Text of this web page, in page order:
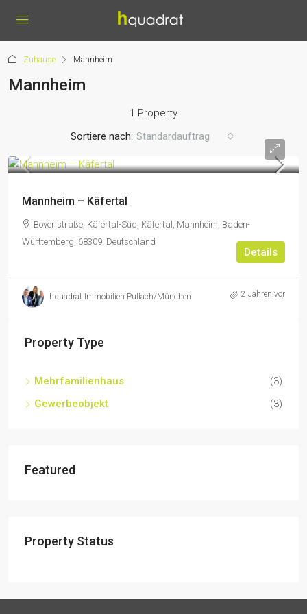
Zuhause Mannheim
Mannheim
1 Property
Sortiere nach: Standardauftrag
Mannheim – Käfertal
Boveristraße, Käfertal-Süd, Käfertal, Mannheim, Baden-
Württemberg, 68309, Deutschland
Details
hquadrat Immobilien Pullach/München 2 Jahren vor
Property Type
Mehrfamilienhaus
(3)
Gewerbeobjekt
(3)
Featured
Property Status